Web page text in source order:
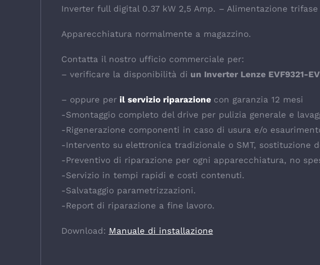
Inverter full digital 0.37 kW 2,5 Amp. – Alimentazione
Apparecchiatura normalmente a magazzino.
Contatta il nostro ufficio commerciale per:
– verificare la disponibilità di un Inverter Lenze EVF9321-
– oppure peril servizio riparazione con garanzia 12 mesi
-Smontaggio completo del drive per pulizia generale e
-Rigenerazione componenti in caso di usura e/o
-Intervento su elettronica tradizionale o SMT, sostituzione
-Preventivo di riparazione per ogni apparecchiatura, no
-Servizio in tempi rapidi e costi contenuti.
-Salvataggio parametrizzazioni.
-Report di riparazione a fine lavoro.
Download: Manuale di installazione